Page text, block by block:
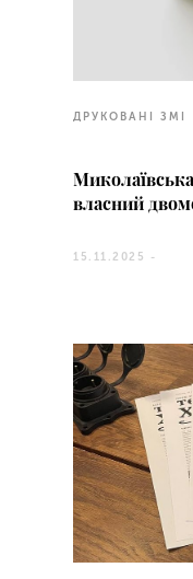
ДРУКОВАНІ ЗМІ
власний
15.11.2025 -